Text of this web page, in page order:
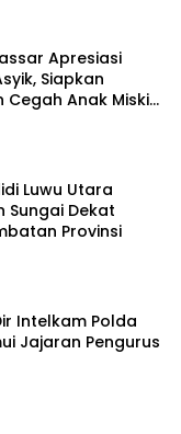
Apresiasi
Siapkan
Cegah Anak Miskin
Luwu Utara
Sungai Dekat
Provinsi
Intelkam Polda
Jajaran Pengurus